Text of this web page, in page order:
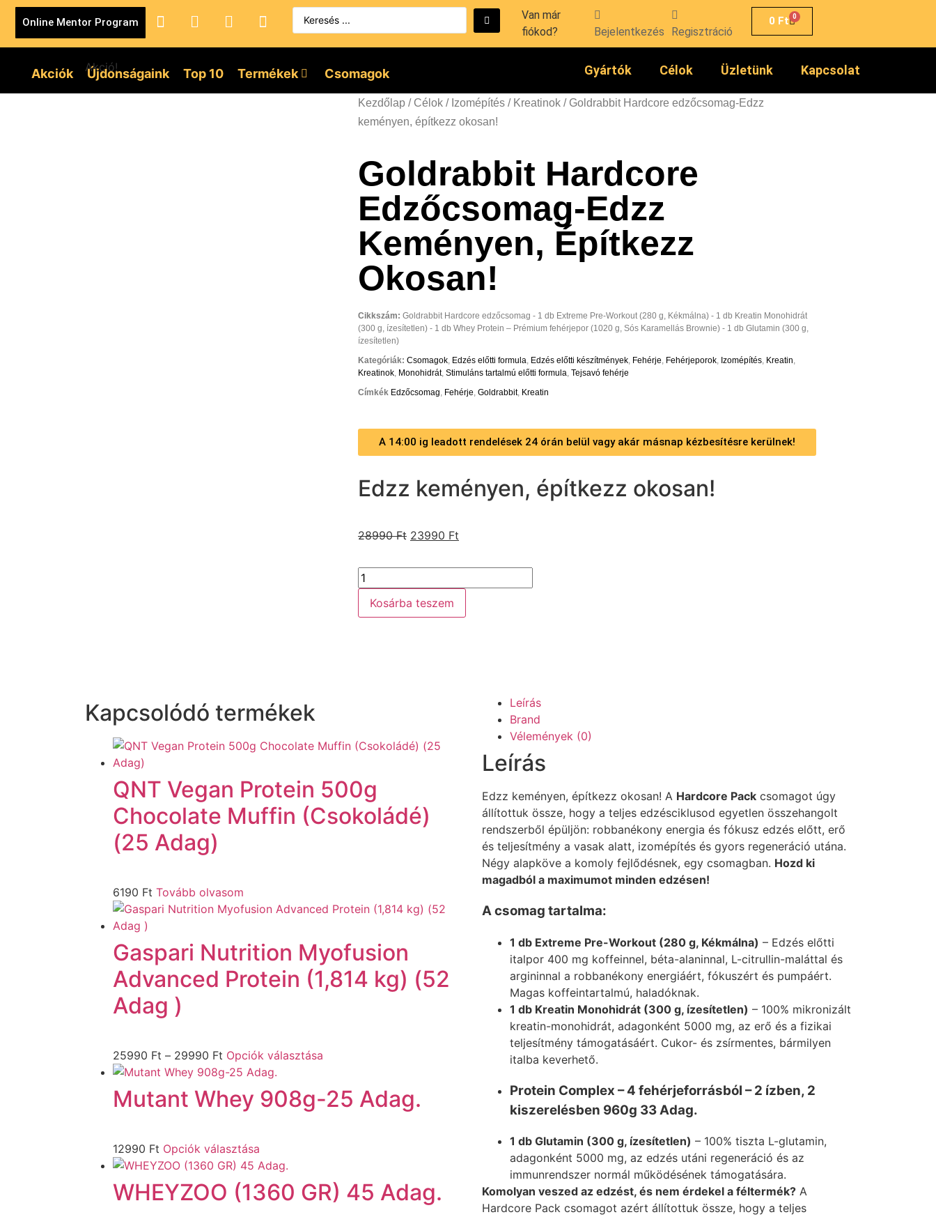
Online Mentor Program
Van már
fiókod?
Bejelentkezés Regisztráció
0 Ft 0
Akciók Újdonságaink Top 10 Termékek Csomagok Gyártók Célok Üzletünk Kapcsolat
Akció!
Kezdőlap / Célok / Izomépítés / Kreatinok / Goldrabbit Hardcore edzőcsomag-Edzz
keményen, építkezz okosan!
Goldrabbit Hardcore
Edzőcsomag-Edzz
Keményen, Építkezz
Okosan!
Cikkszám: Goldrabbit Hardcore edzőcsomag - 1 db Extreme Pre-Workout (280 g, Kékmálna) - 1 db Kreatin Monohidrát
(300 g, ízesítetlen) - 1 db Whey Protein – Prémium fehérjepor (1020 g, Sós Karamellás Brownie) - 1 db Glutamin (300 g,
ízesítetlen)
Kategóriák: Csomagok, Edzés előtti formula, Edzés előtti készítmények, Fehérje, Fehérjeporok, Izomépítés, Kreatin,
Kreatinok, Monohidrát, Stimuláns tartalmú előtti formula, Tejsavó fehérje
Címkék Edzőcsomag, Fehérje, Goldrabbit, Kreatin
A 14:00 ig leadott rendelések 24 órán belül vagy akár másnap kézbesítésre kerülnek!
Edzz keményen, építkezz okosan!
28990Ft 23990 Ft
Kosárba teszem
Kapcsolódó termékek
QNT Vegan Protein 500g
Chocolate Muffin (Csokoládé)
(25 Adag)
6190 Ft Tovább olvasom
Gaspari Nutrition Myofusion
Advanced Protein (1,814 kg) (52
Adag )
25990 Ft – 29990 Ft Opciók választása
Mutant Whey 908g-25 Adag.
12990 Ft Opciók választása
WHEYZOO (1360 GR) 45 Adag.
Leírás
Brand
Vélemények (0)
Leírás
Edzz keményen, építkezz okosan! A Hardcore Pack csomagot úgy
állítottuk össze, hogy a teljes edzésciklusod egyetlen összehangolt
rendszerből épüljön: robbanékony energia és fókusz edzés előtt, erő
és teljesítmény a vasak alatt, izomépítés és gyors regeneráció utána.
Négy alapköve a komoly fejlődésnek, egy csomagban. Hozd ki
magadból a maximumot minden edzésen!
A csomag tartalma:
1 db Extreme Pre-Workout (280 g, Kékmálna) – Edzés előtti
italpor 400 mg koffeinnel, béta-alaninnal, L-citrullin-maláttal és
argininnal a robbanékony energiáért, fókuszért és pumpáért.
Magas koffeintartalmú, haladóknak.
1 db Kreatin Monohidrát (300 g, ízesítetlen) – 100% mikronizált
kreatin-monohidrát, adagonként 5000 mg, az erő és a fizikai
teljesítmény támogatásáért. Cukor- és zsírmentes, bármilyen
italba keverhető.
Protein Complex – 4 fehérjeforrásból – 2 ízben, 2
kiszerelésben 960g 33 Adag.
1 db Glutamin (300 g, ízesítetlen) – 100% tiszta L-glutamin,
adagonként 5000 mg, az edzés utáni regeneráció és az
immunrendszer normál működésének támogatására.
Komolyan veszed az edzést, és nem érdekel a féltermék? A
Hardcore Pack csomagot azért állítottuk össze, hogy a teljes